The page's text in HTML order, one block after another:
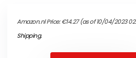
Amazon.nl Price:€14.27(as of 10/04/2023
Shipping.